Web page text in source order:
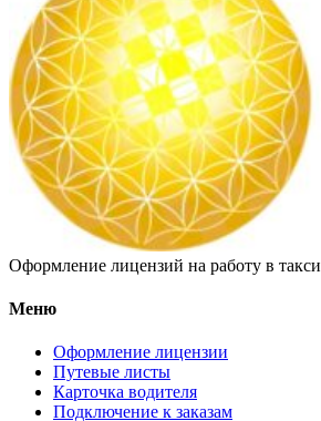
Оформление лицензий на работу в такси
Меню
Оформление лицензии
Путевые листы
Карточка водителя
Подключение к заказам